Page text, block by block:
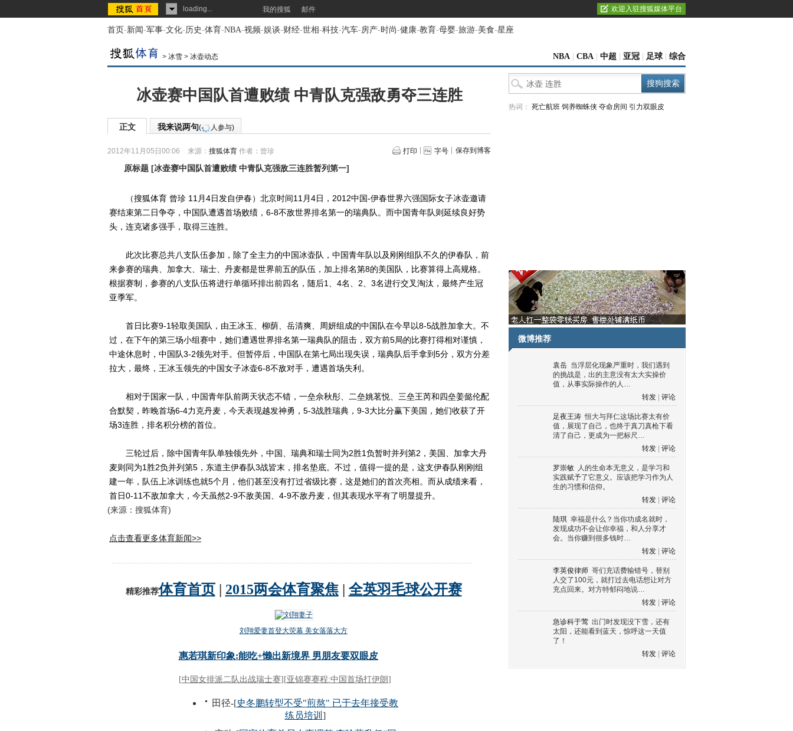
loading... 我的搜狐 邮件 欢迎入驻搜狐媒体平台
首页-新闻-军事-文化-历史-体育-NBA-视频-娱谈-财经-世相-科技-汽车-房产-时尚-健康-教育-母婴-旅游-美食-星座
> 冰雪 > 冰壶动态 NBA CBA 中超 亚冠 足球 综合
冰壶赛中国队首遭败绩 中青队克强敌勇夺三连胜
正文 我来说两句( 人参与)
2012年11月05日00:06 来源： 搜狐体育 作者：曾珍 打印 字号 保存到博客
原标题 [冰壶赛中国队首遭败绩 中青队克强敌三连胜暂列第一]
（搜狐体育 曾珍 11月4日发自伊春）北京时间11月4日，2012中国-伊春世界六强国际女子冰壶邀请
赛结束第二日争夺，中国队遭遇首场败绩，6-8不敌世界排名第一的瑞典队。而中国青年队则延续良好势
头，连克诸多强手，取得三连胜。
此次比赛总共八支队伍参加，除了全主力的中国冰壶队，中国青年队以及刚刚组队不久的伊春队，前
来参赛的瑞典、加拿大、瑞士、丹麦都是世界前五的队伍，加上排名第8的美国队，比赛算得上高规格。
根据赛制，参赛的八支队伍将进行单循环排出前四名，随后1、4名、2、3名进行交叉淘汰，最终产生冠
亚季军。
首日比赛9-1轻取美国队，由王冰玉、柳荫、岳清爽、周妍组成的中国队在今早以8-5战胜加拿大。不
过，在下午的第三场小组赛中，她们遭遇世界排名第一瑞典队的阻击，双方前5局的比赛打得相对谨慎，
中途休息时，中国队3-2领先对手。但暂停后，中国队在第七局出现失误，瑞典队后手拿到5分，双方分差
拉大，最终，王冰玉领先的中国女子冰壶6-8不敌对手，遭遇首场失利。
相对于国家一队，中国青年队前两天状态不错，一垒佘秋彤、二垒姚茗悦、三垒王芮和四垒姜懿伦配
合默契，昨晚首场6-4力克丹麦，今天表现越发神勇，5-3战胜瑞典，9-3大比分赢下美国，她们收获了开
场3连胜，排名积分榜的首位。
三轮过后，除中国青年队单独领先外，中国、瑞典和瑞士同为2胜1负暂时并列第2，美国、加拿大丹
麦则同为1胜2负并列第5，东道主伊春队3战皆末，排名垫底。不过，值得一提的是，这支伊春队刚刚组
建一年，队伍上冰训练也就5个月，他们甚至没有打过省级比赛，这是她们的首次亮相。而从成绩来看，
首日0-11不敌加拿大，今天虽然2-9不敌美国、4-9不敌丹麦，但其表现水平有了明显提升。
(来源：搜狐体育)
点击查看更多体育新闻>>
热词： 死亡航班 饲养蜘蛛侠 夺命房间 引力双眼皮
微博推荐
袁岳 当浮层化现象严重时，我们遇到
的挑战是，出的主意没有太大实操价
值，从事实际操作的人…
转发
评论
足夜王涛 恒大与拜仁这场比赛太有价
值，展现了自己，也终于真刀真枪下看
清了自己，更成为一把标尺…
转发
评论
罗崇敏 人的生命本无意义，是学习和
实践赋予了它意义。应该把学习作为人
生的习惯和信仰。
转发
评论
陆琪 幸福是什么？当你功成名就时，
发现成功不会让你幸福，和人分享才
会。当你赚到很多钱时…
转发
评论
李英俊律师 哥们充话费输错号，替别
人交了100元，就打过去电话想让对方
充点回来。对方特郁闷地说…
转发
评论
急诊科于莺 出门时发现没下雪，还有
太阳，还能看到蓝天，惊呼这一天值
了！
转发
评论